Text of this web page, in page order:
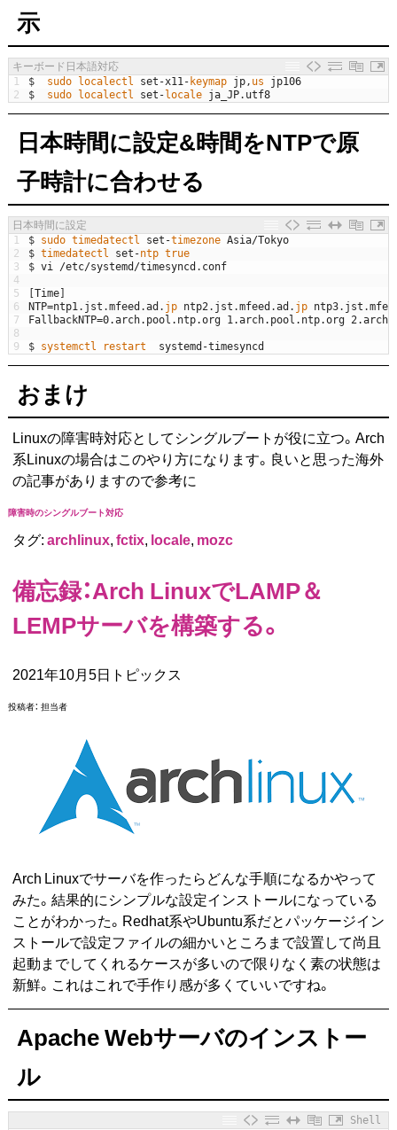
示
キーボード日本語対応
1
2
$ sudo localectl set -x11 - keymap jp, us jp106
$
sudo localectl set -locale ja_JP. utf8
日本時間に設定&時間をNTPで原
子時計に合わせる
日本時間に設定
1
2
3
4
5
6
7
8
9
$ sudo timedatectl set -timezone Asia/Tokyo
$ timedatectl set -ntp true
$ vi /etc/systemd /timesyncd . conf
[Time]
NTP=ntp1 . jst .mfeed .ad . jp ntp2 . jst .mfeed .ad . jp ntp3. jst .
FallbackNTP=0.arch.pool.ntp.org 1.arch.pool.ntp.org
$ systemctl restart systemd -timesyncd
おまけ
Linuxの障害時対応としてシングルブートが役に立つ。Arch
系Linuxの場合はこのやり方になります。良いと思った海外
の記事がありますので参考に
障害時のシングルブート対応
タグ:archlinux,fctix, locale, mozc
備忘録：Arch LinuxでLAMP＆
LEMPサーバを構築する。
2021年10月5日トピックス
投稿者： 担当者
Arch Linuxでサーバを作ったらどんな手順になるかやって
みた。結果的にシンプルな設定インストールになっている
ことがわかった。Redhat系やUbuntu系だとパッケージイン
ストールで設定ファイルの細かいところまで設置して尚且
起動までしてくれるケースが多いので限りなく素の状態は
新鮮。これはこれで手作り感が多くていいですね。
Apache Webサーバのインストー
ル
Shell